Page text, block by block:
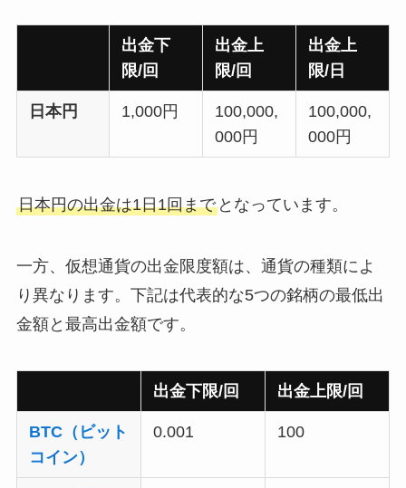
出金下
限/回
出金上
限/回
出金上
限/日
日本円 1,000円
100,000,
000円
100,000,
000円
日本円の出金は1日1回までとなっています。
一方、仮想通貨の出金限度額は、通貨の種類によ
り異なります。下記は代表的な5つの銘柄の最低出
金額と最高出金額です。
出金下限/回 出金上限/回
BTC（ビット
コイン）
0.001 100